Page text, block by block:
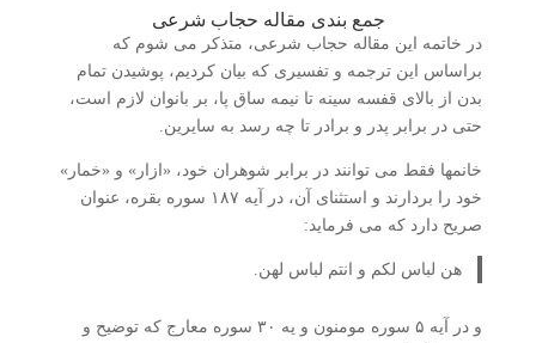
جمع بندی مقاله حجاب شرعی
در خاتمه این مقاله حجاب شرعی، متذکر می شوم که
براساس این ترجمه و تفسیری که بیان کردیم، پوشیدن تمام
بدن از بالای قفسه سینه تا نیمه ساق پا، بر بانوان لازم است،
حتی در برابر پدر و برادر تا چه رسد به سایرین.
خانمها فقط می توانند در برابر شوهران خود، «ازار» و «خمار»
خود را بردارند و استثنای آن، در آیه ۱۸۷ سوره بقره، عنوان
صریح دارد که می فرماید:
هن لباس لکم و انتم لباس لهن.
و در آیه ۵ سوره مومنون و یه ۳۰ سوره معارج که توضیح و